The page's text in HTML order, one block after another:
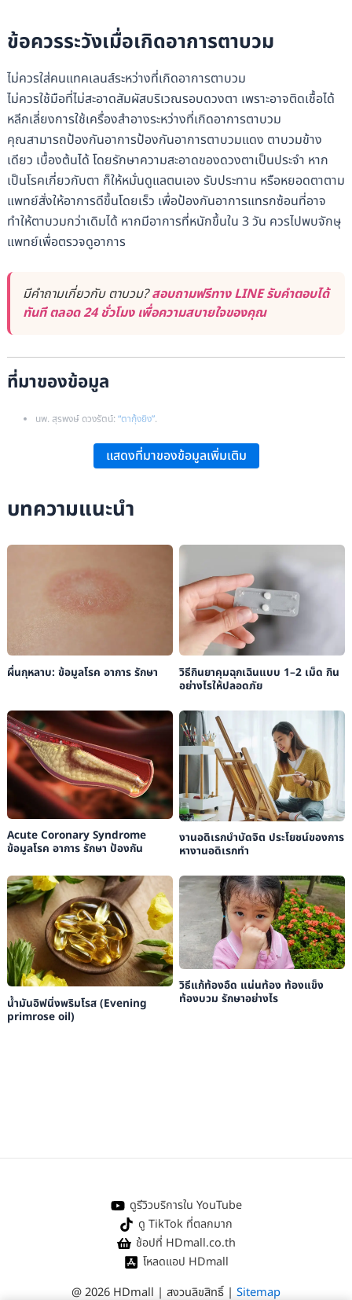
ข้อควรระวังเมื่อเกิดอาการตาบวม
ไม่ควรใส่คนแทคเลนส์ระหว่างที่เกิดอาการตาบวม
ไม่ควรใช้มือที่ไม่สะอาดสัมผัสบริเวณรอบดวงตา เพราะอาจติดเชื้อได้
หลีกเลี่ยงการใช้เครื่องสำอางระหว่างที่เกิดอาการตาบวม
คุณสามารถป้องกันอาการป้องกันอาการตาบวมแดง ตาบวมข้าง
เดียว เบื้องต้นได้ โดยรักษาความสะอาดของดวงตาเป็นประจำ หาก
เป็นโรคเกี่ยวกับตา ก็ให้หมั่นดูแลตนเอง รับประทาน หรือหยอดตาตาม
แพทย์สั่งให้อาการดีขึ้นโดยเร็ว เพื่อป้องกันอาการแทรกซ้อนที่อาจ
ทำให้ตาบวมกว่าเดิมได้ หากมีอาการที่หนักขึ้นใน 3 วัน ควรไปพบจักษุ
แพทย์เพื่อตรวจดูอาการ
มีคำถามเกี่ยวกับ ตาบวม?สอบถามฟรีทาง LINE รับคำตอบได้
ทันที ตลอด 24 ชั่วโมง เพื่อความสบายใจของคุณ
ที่มาของข้อมูล
นพ. สุรพงษ์ ดวงรัตน์: “ตากุ้งยิง”.
Medical News Today:“Twelve Causes and Treatments of a Swollen
แสดงที่มาของข้อมูลเพิ่มเติม
บทความแนะนำ
ผื่นกุหลาบ: ข้อมูลโรค อาการ รักษา
วิธีกินยาคุมฉุกเฉินแบบ 1–2 เม็ด กิน
อย่างไรให้ปลอดภัย
Acute Coronary Syndrome
ข้อมูลโรค อาการ รักษา ป้องกัน
งานอดิเรกบำบัดจิต ประโยชน์ของการ
หางานอดิเรกทำ
น้ำมันอิฟนิ่งพริมโรส (Evening
primrose oil)
วิธีแก้ท้องอืด แน่นท้อง ท้องแข็ง
ท้องบวม รักษาอย่างไร
ดูรีวิวบริการใน YouTube
ดู TikTok ที่ตลกมาก
ช้อปที่ HDmall.co.th
โหลดแอป HDmall
@ 2026 HDmall | สงวนลิขสิทธิ์ | Sitemap